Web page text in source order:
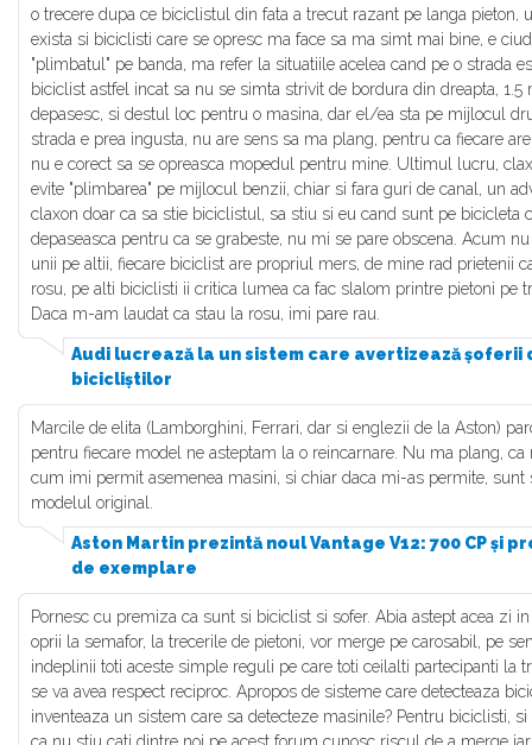
o trecere dupa ce biciclistul din fata a trecut razant pe langa pieton,
exista si biciclisti care se opresc ma face sa ma simt mai bine, e
"plimbatul" pe banda, ma refer la situatiile acelea cand pe o strada
biciclist astfel incat sa nu se simta strivit de bordura din dreapta, 1.5
depasesc, si destul loc pentru o masina, dar el/ea sta pe mijlocul
strada e prea ingusta, nu are sens sa ma plang, pentru ca fiecare
nu e corect sa se opreasca mopedul pentru mine. Ultimul lucru,
evite "plimbarea" pe mijlocul benzii, chiar si fara guri de canal, un
claxon doar ca sa stie biciclistul, sa stiu si eu cand sunt pe bicicleta
depaseasca pentru ca se grabeste, nu mi se pare obscena. Acum
unii pe altii, fiecare biciclist are propriul mers, de mine rad prietenii
rosu, pe alti biciclisti ii critica lumea ca fac slalom printre pietoni pe
Daca m-am laudat ca stau la rosu, imi pare rau.
Audi lucrează la un sistem care avertizează șoferii
bicicliștilor
Marcile de elita (Lamborghini, Ferrari, dar si englezii de la Aston)
pentru fiecare model ne asteptam la o reincarnare. Nu ma plang, ca
cum imi permit asemenea masini, si chiar daca mi-as permite, sunt
modelul original.
Aston Martin prezintă noul Vantage V12: 700 CP și
de exemplare
Pornesc cu premiza ca sunt si biciclist si sofer. Abia astept acea zi
oprii la semafor, la trecerile de pietoni, vor merge pe carosabil, pe
indeplinii toti aceste simple reguli pe care toti ceilalti partecipanti la
se va avea respect reciproc. Apropos de sisteme care detecteaza
inventeaza un sistem care sa detecteze masinile? Pentru biciclisti,